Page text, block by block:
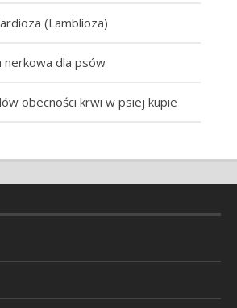
(Lamblioza)
nerkowa dla psów
obecności krwi w psiej kupie